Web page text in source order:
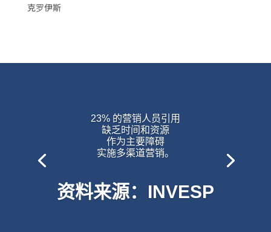
克罗伊斯
23% 的营销人员引用
缺乏时间和资源
作为主要障碍
实施多渠道营销。
资料来源：INVESP